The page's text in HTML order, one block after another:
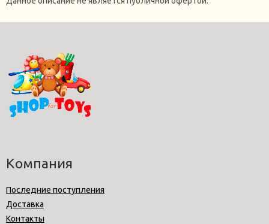
Компания
Последние поступления
Доставка
Контакты